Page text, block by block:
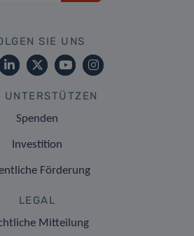
SIE UNS
UNTERSTÜTZEN
Spenden
Investition
Förderung
LEGAL
Mitteilung